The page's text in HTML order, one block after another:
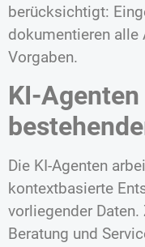
berücksichtigt:
dokumentieren alle
Vorgaben.
KI-
Die KI-Agenten
kontextbasierte
vorliegender
Beratung und